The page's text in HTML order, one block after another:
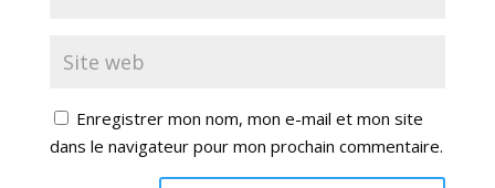
Enregistrer mon nom, mon e-mail et mon site
dans le navigateur pour mon prochain commentaire.